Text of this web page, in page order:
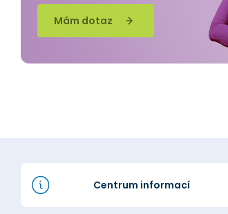
Mám dotaz
Centrum informací